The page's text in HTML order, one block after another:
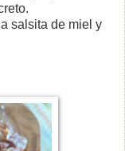
salsita de miel y